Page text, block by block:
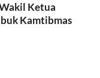
Ketua
Kamtibmas